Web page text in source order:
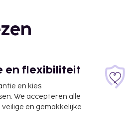
en flexibiliteit
en kies
We accepteren alle
en gemakkelijke